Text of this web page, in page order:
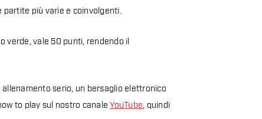
partite più varie e coinvolgenti.
verde, vale 50 punti, rendendo il
serio, un bersaglio elettronico
to play sul nostro canaleYouTube, quindi